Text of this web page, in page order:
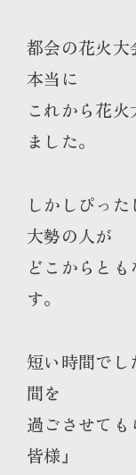
都会の花火大
本当に
これから花
ました。
しかしぴっ
大勢の人が
どこからと
す。
短い時間で
間を
過ごさせて
皆様』